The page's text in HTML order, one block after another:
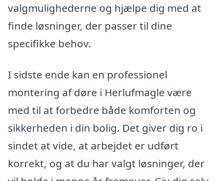
valgmulighederne og hjælpe dig med at
finde løsninger, der passer til dine
specifikke behov.
I sidste ende kan en professionel
montering af døre i Herlufmagle være
med til at forbedre både komforten og
sikkerheden i din bolig. Det giver dig ro i
sindet at vide, at arbejdet er udført
korrekt, og at du har valgt løsninger, der